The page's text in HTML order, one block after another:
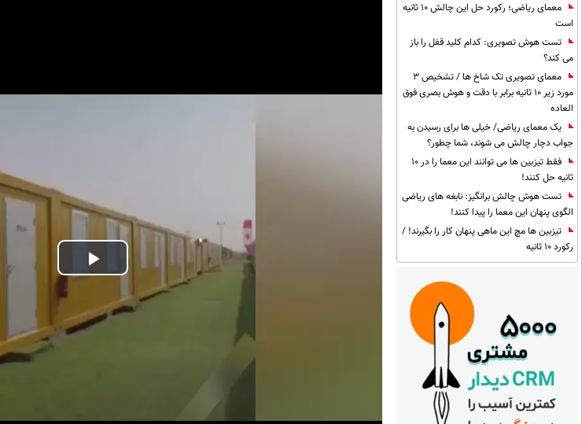
معمای ریاضی؛ رکورد حل این چالش 10 ثانیه
است
تست هوش تصویری: کدام کلید قفل را باز
می کند؟
معمای تصویری تک شاخ ها / تشخیص 3
مورد زیر 10 ثانیه برابر با دقت و هوش بصری فوق
العاده
یک معمای ریاضی/ خیلی ها برای رسیدن به
جواب دچار چالش می شوند، شما چطور؟
فقط تیزبین ها می توانند این معما را در 10
ثانیه حل کنند!
تست هوش چالش برانگیز: نابغه های ریاضی
الگوی پنهان این معما را پیدا کنند!
تیزبین ها مچ این ماهی پنهان کار را بگیرند! /
رکورد 10 ثانیه
Play
Video